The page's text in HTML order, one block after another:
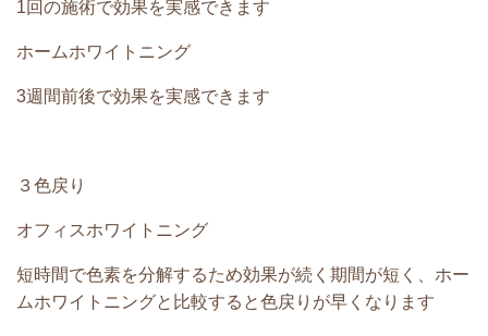
1回の施術で効果を実感できます
ホームホワイトニング
3週間前後で効果を実感できます
３色戻り
オフィスホワイトニング
短時間で色素を分解するため効果が続く期間が短く、ホー
ムホワイトニングと比較すると色戻りが早くなります